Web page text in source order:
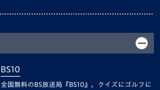
BS10
全国無料のBS放送局『BS10』。クイズにゴルフに